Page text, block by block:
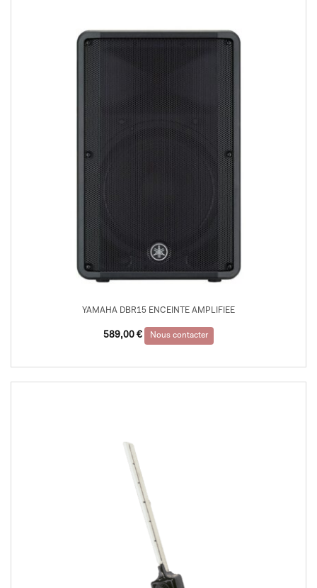
YAMAHA DBR15 ENCEINTE AMPLIFIEE
589,00 € Nous contacter